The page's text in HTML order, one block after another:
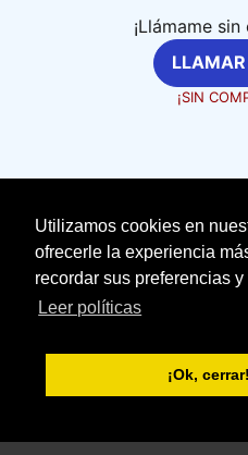
Utilizamos cookies en
ofrecerle la experiencia
recordar sus preferencias
Leer políticas
¡Ok, cerrar!
¡Llámame
¡SIN
Aviso
With love ❤️